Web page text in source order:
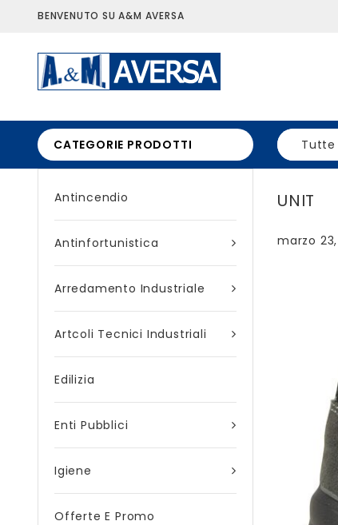
BENVENUTO SU A&M AVERSA
CATEGORIE PRODOTTI Tutte
Antincendio
Antinfortunistica
Arredamento Industriale
Artcoli Tecnici Industriali
Edilizia
Enti Pubblici
Igiene
Offerte E Promo
UNIT
marzo